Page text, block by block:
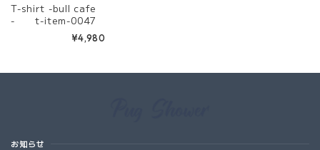
T-shirt -bull cafe
- t-item-0047
¥4,980
お知らせ